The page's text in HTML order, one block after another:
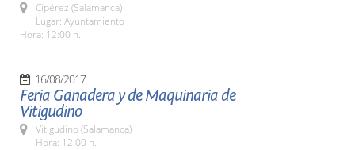
Cipérez (Salamanca)
Lugar: Ayuntamiento
Hora: 12:00 h.
16/08/2017
Feria Ganadera y de Maquinaria de
Vitigudino
Vitigudino (Salamanca)
Hora: 12:00 h.